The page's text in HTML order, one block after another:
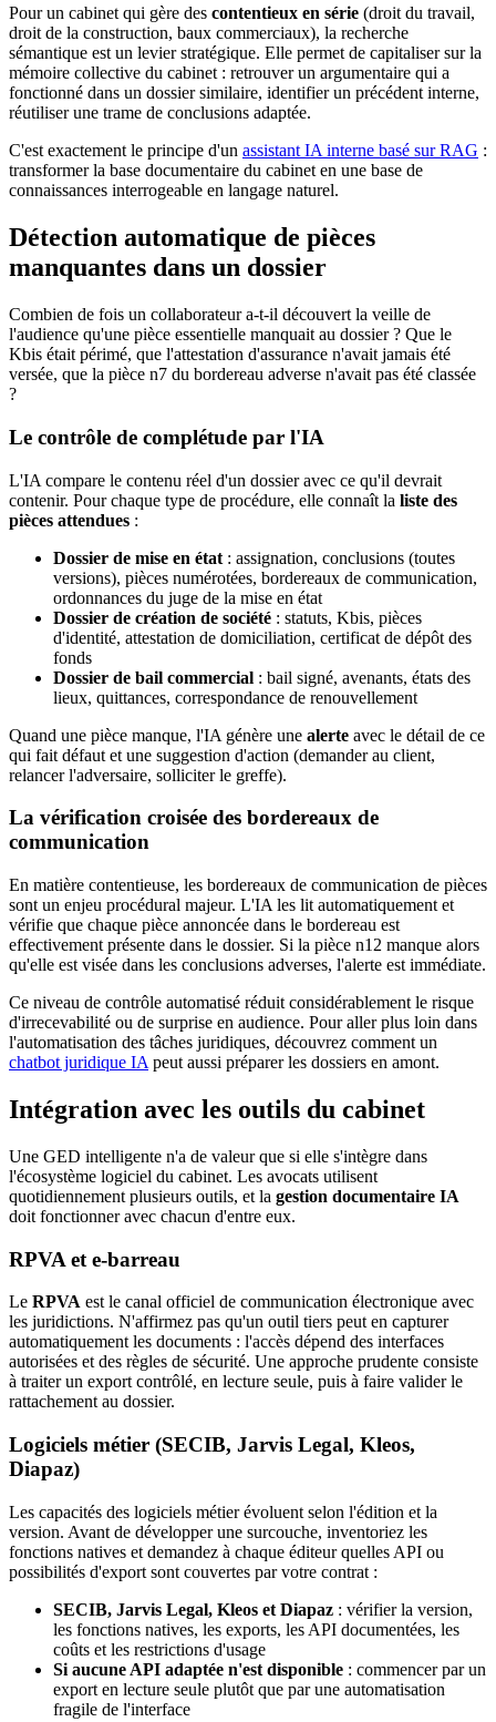
Pour un cabinet qui gère des contentieux en série (droit du travail,
droit de la construction, baux commerciaux), la recherche
sémantique est un levier stratégique. Elle permet de capitaliser sur la
mémoire collective du cabinet : retrouver un argumentaire qui a
fonctionné dans un dossier similaire, identifier un précédent interne,
réutiliser une trame de conclusions adaptée.
C'est exactement le principe d'un assistant IA interne basé sur RAG :
transformer la base documentaire du cabinet en une base de
connaissances interrogeable en langage naturel.
Détection automatique de pièces
manquantes dans un dossier
Combien de fois un collaborateur a-t-il découvert la veille de
l'audience qu'une pièce essentielle manquait au dossier ? Que le
Kbis était périmé, que l'attestation d'assurance n'avait jamais été
versée, que la pièce n7 du bordereau adverse n'avait pas été classée
?
Le contrôle de complétude par l'IA
L'IA compare le contenu réel d'un dossier avec ce qu'il devrait
contenir. Pour chaque type de procédure, elle connaît la liste des
pièces attendues :
Dossier de mise en état : assignation, conclusions (toutes
versions), pièces numérotées, bordereaux de communication,
ordonnances du juge de la mise en état
Dossier de création de société : statuts, Kbis, pièces
d'identité, attestation de domiciliation, certificat de dépôt des
fonds
Dossier de bail commercial : bail signé, avenants, états des
lieux, quittances, correspondance de renouvellement
Quand une pièce manque, l'IA génère une alerte avec le détail de ce
qui fait défaut et une suggestion d'action (demander au client,
relancer l'adversaire, solliciter le greffe).
La vérification croisée des bordereaux de
communication
En matière contentieuse, les bordereaux de communication de pièces
sont un enjeu procédural majeur. L'IA les lit automatiquement et
vérifie que chaque pièce annoncée dans le bordereau est
effectivement présente dans le dossier. Si la pièce n12 manque alors
qu'elle est visée dans les conclusions adverses, l'alerte est immédiate.
Ce niveau de contrôle automatisé réduit considérablement le risque
d'irrecevabilité ou de surprise en audience. Pour aller plus loin dans
l'automatisation des tâches juridiques, découvrez comment un
chatbot juridique IA peut aussi préparer les dossiers en amont.
Intégration avec les outils du cabinet
Une GED intelligente n'a de valeur que si elle s'intègre dans
l'écosystème logiciel du cabinet. Les avocats utilisent
quotidiennement plusieurs outils, et la gestion documentaire IA
doit fonctionner avec chacun d'entre eux.
RPVA et e-barreau
Le RPVA est le canal officiel de communication électronique avec
les juridictions. N'affirmez pas qu'un outil tiers peut en capturer
automatiquement les documents : l'accès dépend des interfaces
autorisées et des règles de sécurité. Une approche prudente consiste
à traiter un export contrôlé, en lecture seule, puis à faire valider le
rattachement au dossier.
Logiciels métier (SECIB, Jarvis Legal, Kleos,
Diapaz)
Les capacités des logiciels métier évoluent selon l'édition et la
version. Avant de développer une surcouche, inventoriez les
fonctions natives et demandez à chaque éditeur quelles API ou
possibilités d'export sont couvertes par votre contrat :
SECIB, Jarvis Legal, Kleos et Diapaz : vérifier la version,
les fonctions natives, les exports, les API documentées, les
coûts et les restrictions d'usage
Si aucune API adaptée n'est disponible : commencer par un
export en lecture seule plutôt que par une automatisation
fragile de l'interface